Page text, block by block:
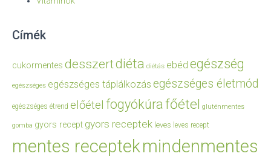
Címék
cukormentes desszertdiéta diétás ebéd egészség
egészséges egészséges táplálkozás egészséges életmód
egészséges étrend előétel fogyókúrafőétel gluténmentes
gomba gyors recept gyors receptek leves leves recept
mentes receptekmindenmentes